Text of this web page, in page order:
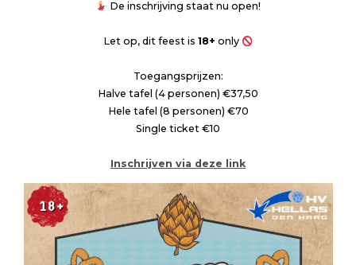
De inschrijving staat nu open!
Let op, dit feest is 18+ only
Toegangsprijzen:
Halve tafel (4 personen) €37,50
Hele tafel (8 personen) €70
Single ticket €10
Inschrijven via deze link